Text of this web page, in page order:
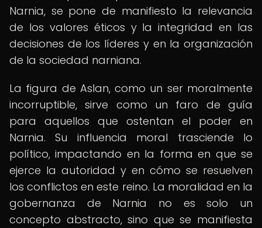
Narnia, se pone de manifiesto la relevancia
de los valores éticos y la integridad en las
decisiones de los líderes y en la organización
de la sociedad narniana.
La figura de Aslan, como un ser moralmente
incorruptible, sirve como un faro de guía
para aquellos que ostentan el poder en
Narnia. Su influencia moral trasciende lo
político, impactando en la forma en que se
ejerce la autoridad y en cómo se resuelven
los conflictos en este reino. La moralidad en la
gobernanza de Narnia no es solo un
concepto abstracto, sino que se manifiesta